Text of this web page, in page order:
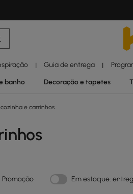
| Guia de entrega |
banho Decoração e tapetes
e carrinhos
Promoção Em estoque: